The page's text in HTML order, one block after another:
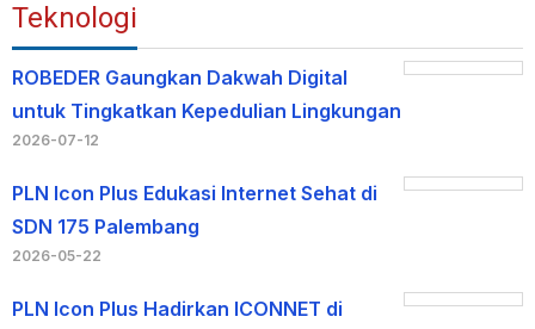
Teknologi
ROBEDER Gaungkan Dakwah Digital
untuk Tingkatkan Kepedulian Lingkungan
2026-07-12
PLN Icon Plus Edukasi Internet Sehat di
SDN 175 Palembang
2026-05-22
PLN Icon Plus Hadirkan ICONNET di